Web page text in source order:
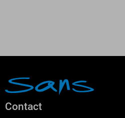
Contact